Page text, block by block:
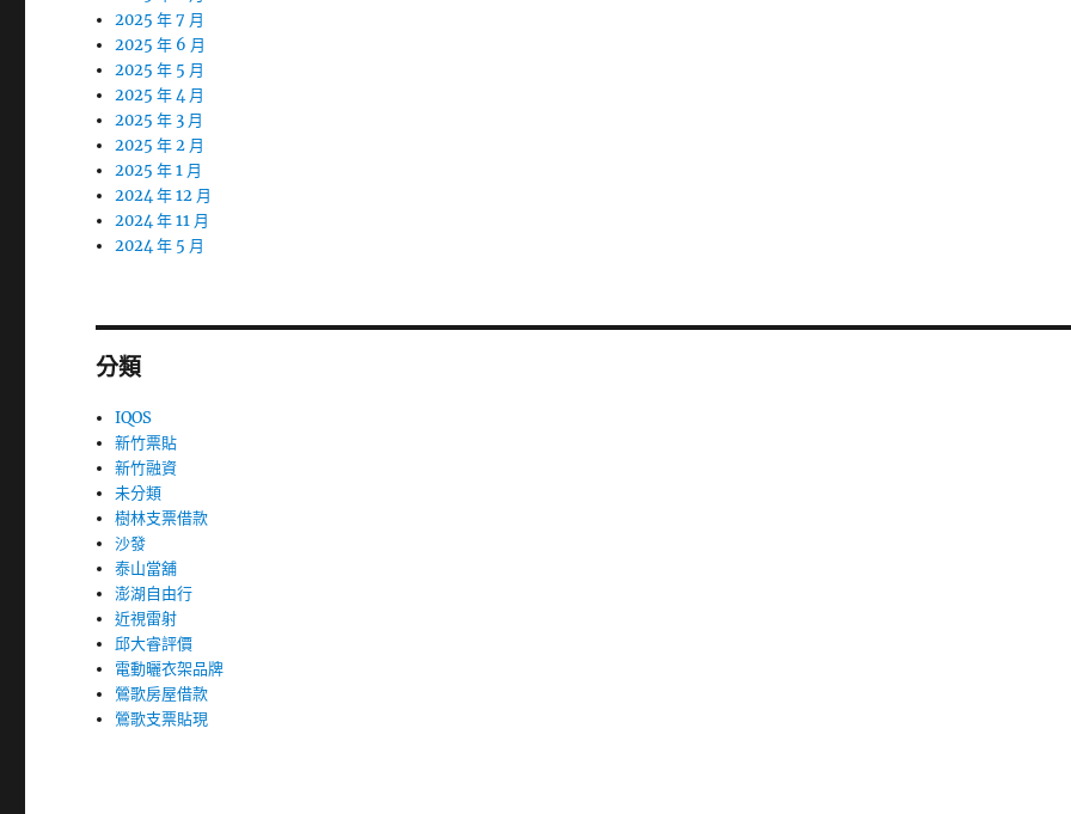
2025 年 7 月
2025 年 6 月
2025 年 5 月
2025 年 4 月
2025 年 3 月
2025 年 2 月
2025 年 1 月
2024 年 12 月
2024 年 11 月
2024 年 5 月
分類
IQOS
新竹票貼
新竹融資
未分類
樹林支票借款
沙發
泰山當舖
澎湖自由行
近視雷射
邱大睿評價
電動曬衣架品牌
鶯歌房屋借款
鶯歌支票貼現